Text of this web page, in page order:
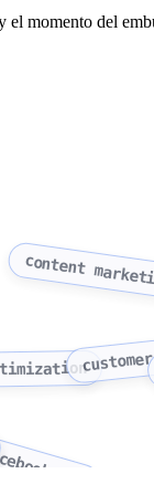
momento del
content
Ads